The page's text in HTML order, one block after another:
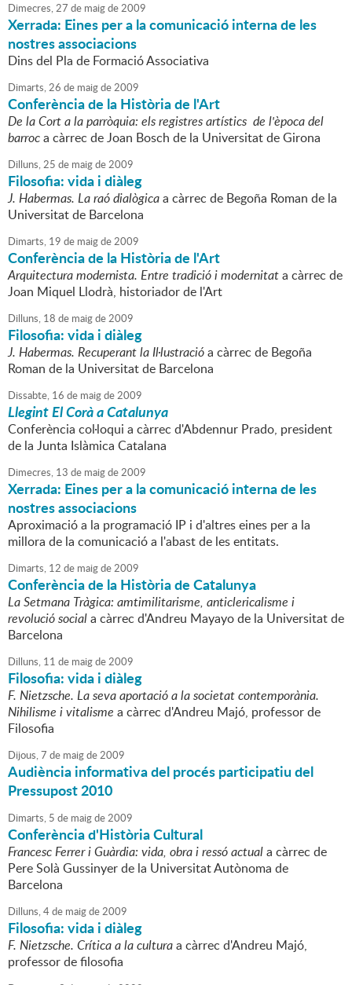
Dimecres,27 de maigde2009
Xerrada: Eines per a la comunicació interna de les
nostres associacions
Dins del Pla de Formació Associativa
Dimarts,26 de maigde2009
Conferència de la Història de l'Art
De la Cort a la parròquia: els registres artístics de l'època del
barroca càrrec de Joan Bosch de la Universitat de Girona
Dilluns,25 de maigde2009
Filosofia: vida i diàleg
J. Habermas. La raó dialògicaa càrrec de Begoña Roman de la
Universitat de Barcelona
Dimarts, 19 de maigde2009
Conferència de la Història de l'Art
Arquitectura modernista. Entre tradició i modernitata càrrec de
Joan Miquel Llodrà, historiador de l'Art
Dilluns, 18 de maigde2009
Filosofia: vida i diàleg
J. Habermas. Recuperant la Il·lustracióa càrrec de Begoña
Roman de la Universitat de Barcelona
Dissabte, 16 de maigde2009
Llegint El Corà a Catalunya
Conferència col·loqui a càrrec d'Abdennur Prado, president
de la Junta Islàmica Catalana
Dimecres, 13 de maigde2009
Xerrada: Eines per a la comunicació interna de les
nostres associacions
Aproximació a la programació IP i d'altres eines per a la
millora de la comunicació a l'abast de les entitats.
Dimarts, 12 de maigde2009
Conferència de la Història de Catalunya
La Setmana Tràgica: amtimilitarisme, anticlericalisme i
revolució sociala càrrec d'Andreu Mayayo de la Universitat de
Barcelona
Dilluns, 11 de maigde2009
Filosofia: vida i diàleg
F. Nietzsche. La seva aportació a la societat contemporània.
Nihilisme i vitalisme a càrrec d'Andreu Majó, professor de
Filosofia
Dijous,7 de maigde2009
Audiència informativa del procés participatiu del
Pressupost 2010
Dimarts, 5 de maigde2009
Conferència d'Història Cultural
Francesc Ferrer i Guàrdia: vida, obra i ressó actuala càrrec de
Pere Solà Gussinyer de la Universitat Autònoma de
Barcelona
Dilluns,4de maigde2009
Filosofia: vida i diàleg
F. Nietzsche. Crítica a la culturaa càrrec d'Andreu Majó,
professor de filosofia